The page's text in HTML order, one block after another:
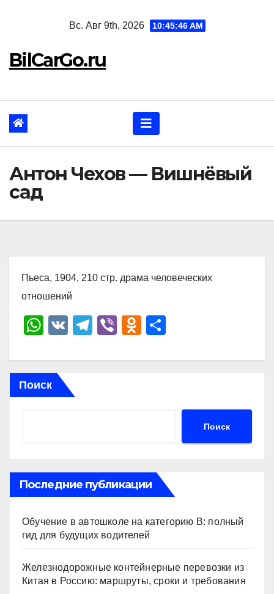
Вс. Авг 9th, 2026 10:45:47 AM
BilCarGo.ru
Антон Чехов — Вишнёвый
сад
Пьеса, 1904, 210 стр. драма человеческих
отношений
W
at
s
A
V
T
e
Vi
er
O
n
ki
р
ть
Поиск
Поиск
Последние публикации
Обучение в автошколе на категорию В: полный
гид для будущих водителей
Железнодорожные контейнерные перевозки из
Китая в Россию: маршруты, сроки и требования